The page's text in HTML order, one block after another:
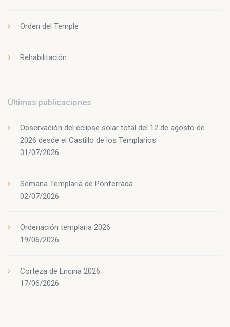
Orden del Temple
Rehabilitación
Últimas publicaciones
Observación del eclipse solar total del 12 de agosto de
2026 desde el Castillo de los Templarios
31/07/2026
Semana Templaria de Ponferrada
02/07/2026
Ordenación templaria 2026
19/06/2026
Corteza de Encina 2026
17/06/2026